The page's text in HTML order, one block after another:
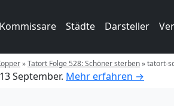
Kommissare Städte Darsteller
»Tatort Folge 528: Schöner sterben»tatort-
September. Mehr erfahren →